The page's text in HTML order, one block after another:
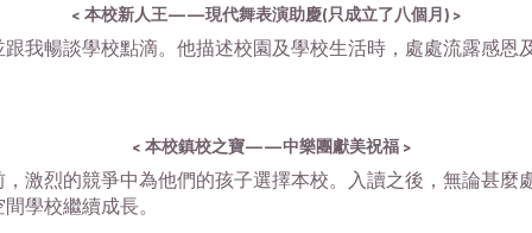
< 本校新人王——現代舞表演助慶(只成立了八個月) >
暢談學校點滴。他描述校園及學校生活時，處處流露感恩
< 本校鎮校之寶——中樂團獻美祝福 >
烈的競爭中為他們的孩子選擇本校。入讀之後，無論甚麼
學校繼續成長。